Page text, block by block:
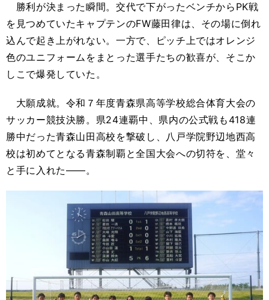
勝利が決まった瞬間。交代で下がったベンチからPK戦
を見つめていたキャプテンのFW藤田律は、その場に倒れ
込んで起き上がれない。一方で、ピッチ上ではオレンジ
色のユニフォームをまとった選手たちの歓喜が、そこか
しこで爆発していた。
大願成就。令和７年度青森県高等学校総合体育大会の
サッカー競技決勝。県24連覇中、県内の公式戦も418連
勝中だった青森山田高校を撃破し、八戸学院野辺地西高
校は初めてとなる青森制覇と全国大会への切符を、堂々
と手に入れた――。